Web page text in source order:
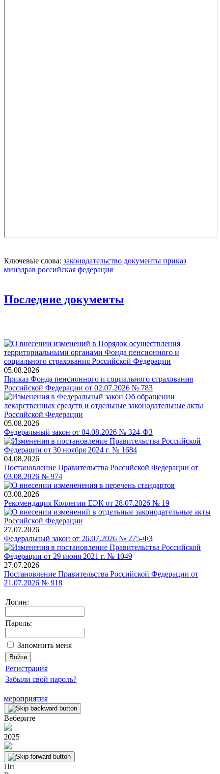
Ключевые слова: законодательство документы приказ
минздрав российская федерация
Последние документы
05.08.2026
Приказ Фонда пенсионного и социального страхования
Российской Федерации от 02.07.2026 № 783
05.08.2026
Федеральный закон от 04.08.2026 № 324-ФЗ
04.08.2026
Постановление Правительства Российской Федерации от
03.08.2026 № 974
03.08.2026
Рекомендация Коллегии ЕЭК от 28.07.2026 № 19
27.07.2026
Федеральный закон от 26.07.2026 № 275-ФЗ
27.07.2026
Постановление Правительства Российской Федерации от
21.07.2026 № 918
Логин:
Пароль:
Запомнить меня
Регистрация
Забыли свой пароль?
мероприятия
Веберите
2025
Пн